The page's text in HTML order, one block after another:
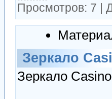
Просмотров: 7 |
Зеркало
Зеркало